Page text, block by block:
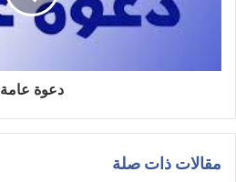
دعوة عامة
مقالات ذات صلة